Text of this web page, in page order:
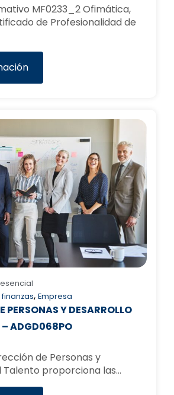
MF0233_2 Ofimática,
de Profesionalidad de
, Empresa
PERSONAS Y DESARROLLO
– ADGD068PO
de Personas y
Talento proporciona las…